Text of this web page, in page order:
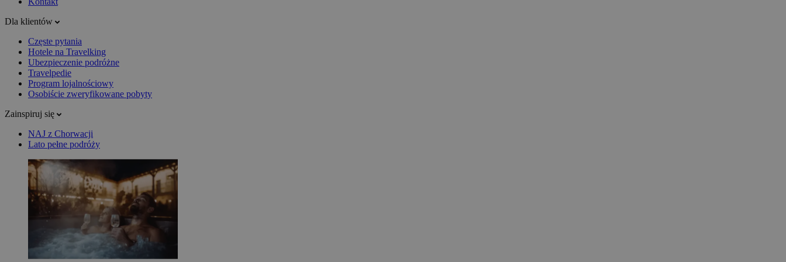
Dla klientów
Częste pytania
Hotele na Travelking
Ubezpieczenie podróżne
Travelpedie
Program lojalnościowy
Osobiście zweryfikowane pobyty
Zainspiruj się
NAJ z Chorwacji
Lato pełne podróży